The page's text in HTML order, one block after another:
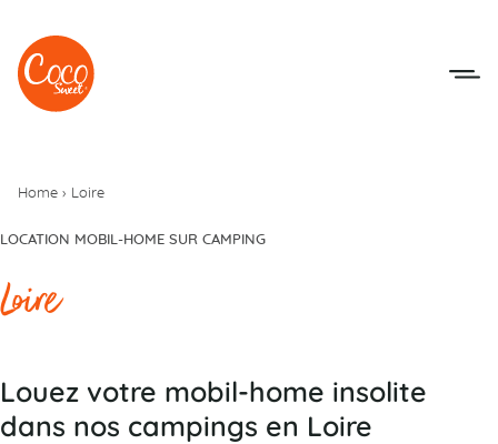
Aller au menu
Aller au contenu
Home › Loire
LOCATION MOBIL-HOME SUR CAMPING
Loire
Louez votre mobil-home insolite
dans nos campings en Loire